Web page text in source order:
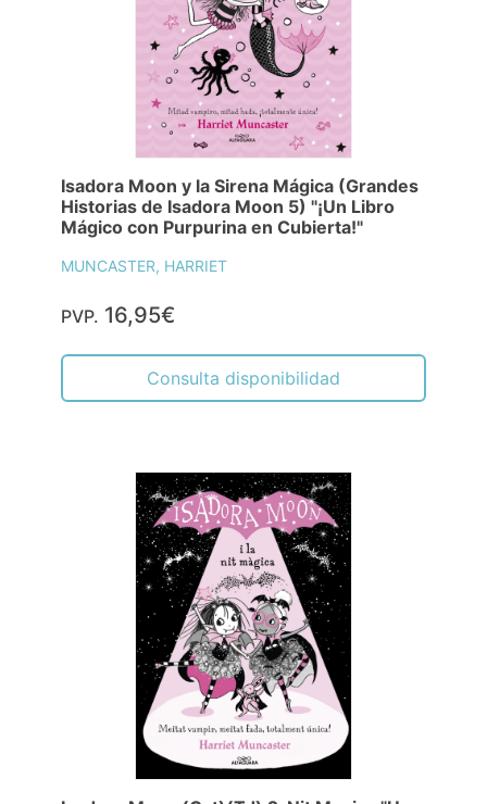
Isadora Moon y la Sirena Mágica (Grandes
Historias de Isadora Moon 5) "¡Un Libro
Mágico con Purpurina en Cubierta!"
MUNCASTER, HARRIET
PVP. 16,95€
Consulta disponibilidad